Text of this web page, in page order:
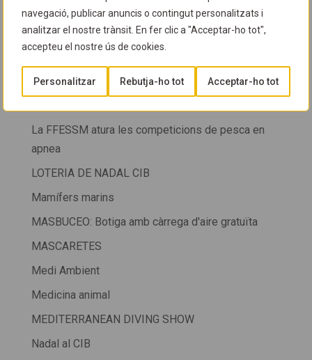
navegació, publicar anuncis o contingut personalitzats i
analitzar el nostre trànsit. En fer clic a "Acceptar-ho tot",
accepteu el nostre ús de cookies.
Personalitzar Rebutja-ho tot Acceptar-ho tot
Informació al soci
Investigació i descobriments
Investigació i recerca
Investigació marina
La FFESSM atura les competicions de pesca en
apnea
LOTERIA DE NADAL CIB
Mamífers marins
MASBUCEO: Botiga amb càrrega d'aire gratuïta
MASCARETES
Medi Ambient
Medicina animal
MEDITERRANEAN DIVING SHOW
Nadal al CIB